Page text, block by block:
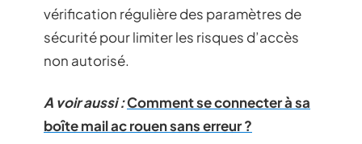
vérification régulière des paramètres de
sécurité pour limiter les risques d’accès
non autorisé.
A voir aussi :Comment se connecter à sa
boîte mail ac rouen sans erreur ?